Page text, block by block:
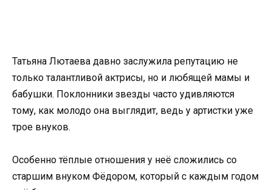
Татьяна Лютаева давно заслужила репутацию не
только талантливой актрисы, но и любящей мамы и
бабушки. Поклонники звезды часто удивляются
тому, как молодо она выглядит, ведь у артистки уже
трое внуков.
Особенно тёплые отношения у неё сложились со
старшим внуком Фёдором, который с каждым годом